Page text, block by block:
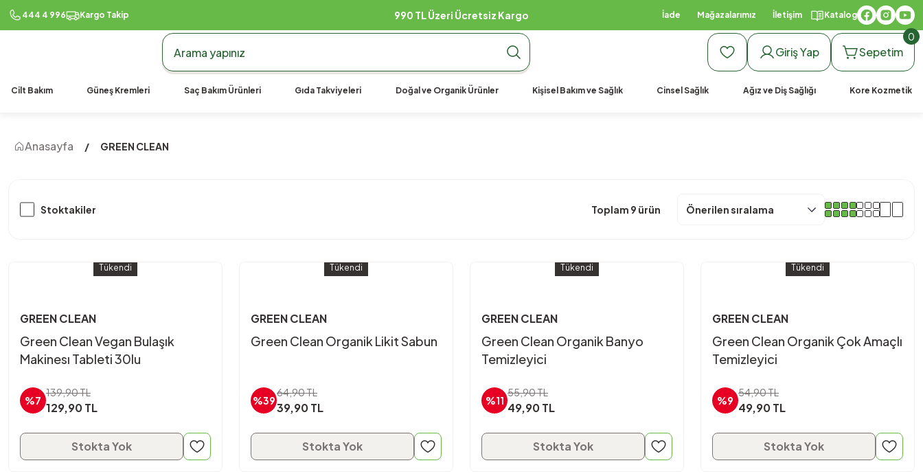
444 4 996 Kargo Takip 990 TL Üzeri Ücretsiz Kargo 990 TL Üzeri Ücretsiz
İade Mağazalarımız İletişim Katalog
Giriş Yap Sepetim
0
Cilt Bakım Güneş Kremleri Saç Bakım Ürünleri Gıda Takviyeleri Doğal ve Organik Ürünler Kişisel Bakım ve Sağlık Cinsel Sağlık Ağız ve Diş Sağlığı Kore Kozmetik
Anasayfa GREEN CLEAN
Stoktakiler Toplam 9 ürün
Tükendi
GREEN CLEAN
Green Clean Vegan Bulaşık
Makinesı Tableti 30lu
%7
139,90 TL
129,90 TL
Stokta Yok
Tükendi
GREEN CLEAN
Green Clean Organik Likit Sabun
%39
64,90 TL
39,90 TL
Stokta Yok
Tükendi
GREEN CLEAN
Green Clean Organik Banyo
Temizleyici
%11
55,90 TL
49,90 TL
Stokta Yok
Tükendi
GREEN CLEAN
Green Clean Organik Çok Amaçlı
Temizleyici
%9
54,90 TL
49,90 TL
Stokta Yok